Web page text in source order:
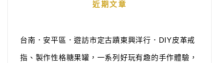
近期文章
台南．安平區．遊訪市定古蹟東興洋行．DIY皮革戒
指、製作性格糖果罐，一系列好玩有趣的手作體驗，